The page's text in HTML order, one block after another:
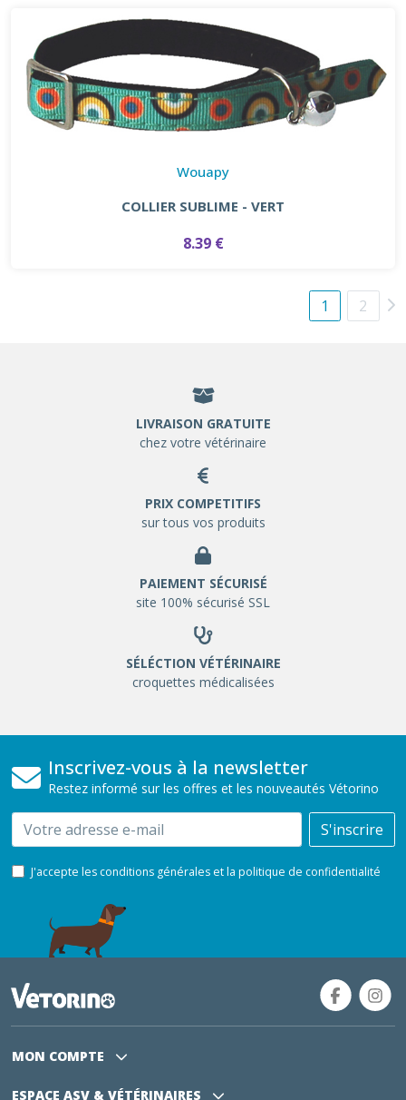
Wouapy
COLLIER SUBLIME - VERT
8.39 €
1 2
LIVRAISON GRATUITE
chez votre vétérinaire
PRIX COMPETITIFS
sur tous vos produits
PAIEMENT SÉCURISÉ
site 100% sécurisé SSL
SÉLÉCTION VÉTÉRINAIRE
croquettes médicalisées
Inscrivez-vous à la newsletter
Restez informé sur les offres et les nouveautés Vétorino
Email S'inscrire
J'accepte les conditions générales et la politique de confidentialité
MON COMPTE
ESPACE ASV & VÉTÉRINAIRES